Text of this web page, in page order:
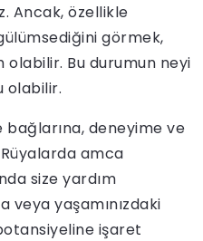
Ancak, özellikle
görmek,
Bu durumun neyi
olabilir.
deneyime ve
amca
size yardım
veya yaşamınızdaki
işaret